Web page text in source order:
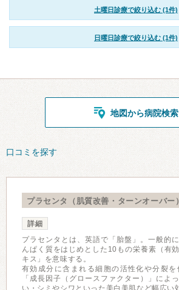
土曜日診療で絞り込む (1件)
日曜日診療で絞り込む (1件)
地図から病院検索
口コミを探す
プラセンタ（肌質改善・ターンオーバー
詳細
プラセンタとは、英語で「胎盤」。一般的
んぱく質をはじめとした10もの栄養素（有
キス」を意味する。
有効成分に含まれる細胞の活性化や分裂を
「成長因子（グロースファクター）」によ
い・シミやシワといった美白美肌など幅広い